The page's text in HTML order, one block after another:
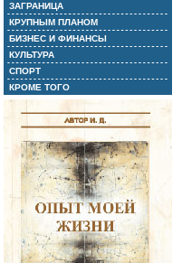
ЗАГРАНИЦА
КРУПНЫМ ПЛАНОМ
БИЗНЕС И ФИНАНСЫ
КУЛЬТУРА
СПОРТ
КРОМЕ ТОГО